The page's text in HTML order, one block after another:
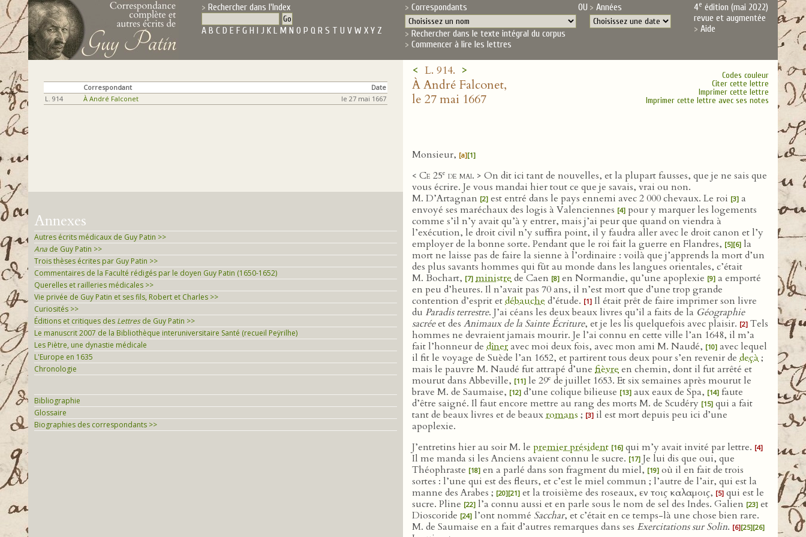
Rechercher dans l'Index
A B C D E F G H I J K L M N O P Q R S T U V W X Y Z
Correspondants OU Années
Rechercher dans le texte intégral du corpus
Commencer à lire les lettres
4e édition (mai 2022)
revue et augmentée
Aide